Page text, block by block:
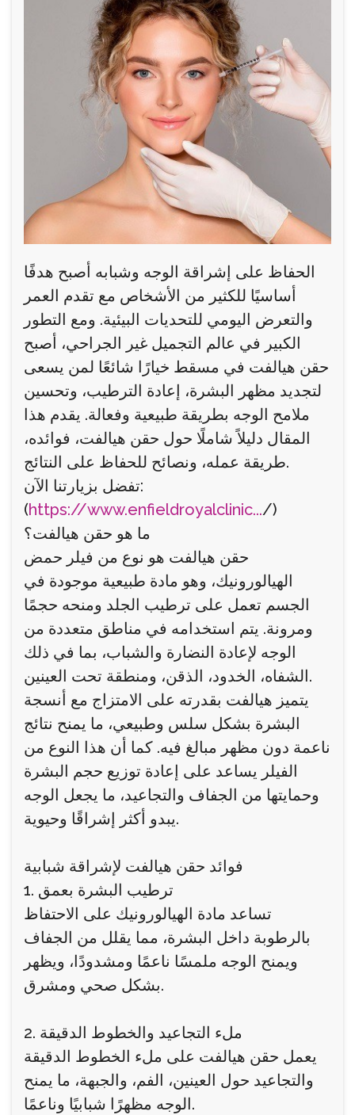
الحفاظ على إشراقة الوجه وشبابه أصبح هدفًا
أساسيًا للكثير من الأشخاص مع تقدم العمر
والتعرض اليومي للتحديات البيئية. ومع التطور
الكبير في عالم التجميل غير الجراحي، أصبح
حقن هيالفت في مسقط خيارًا شائعًا لمن يسعى
لتجديد مظهر البشرة، إعادة الترطيب، وتحسين
ملامح الوجه بطريقة طبيعية وفعالة. يقدم هذا
المقال دليلاً شاملًا حول حقن هيالفت، فوائده،
طريقة عمله، ونصائح للحفاظ على النتائج.
تفضل بزيارتنا الآن:
(https://www.enfieldroyalclinic.../)
ما هو حقن هيالفت؟
حقن هيالفت هو نوع من فيلر حمض
الهيالورونيك، وهو مادة طبيعية موجودة في
الجسم تعمل على ترطيب الجلد ومنحه حجمًا
ومرونة. يتم استخدامه في مناطق متعددة من
الوجه لإعادة النضارة والشباب، بما في ذلك
الشفاه، الخدود، الذقن، ومنطقة تحت العينين.
يتميز هيالفت بقدرته على الامتزاج مع أنسجة
البشرة بشكل سلس وطبيعي، ما يمنح نتائج
ناعمة دون مظهر مبالغ فيه. كما أن هذا النوع من
الفيلر يساعد على إعادة توزيع حجم البشرة
وحمايتها من الجفاف والتجاعيد، ما يجعل الوجه
يبدو أكثر إشراقًا وحيوية.
فوائد حقن هيالفت لإشراقة شبابية
1. ترطيب البشرة بعمق
تساعد مادة الهيالورونيك على الاحتفاظ
بالرطوبة داخل البشرة، مما يقلل من الجفاف
ويمنح الوجه ملمسًا ناعمًا ومشدودًا، ويظهر
بشكل صحي ومشرق.
2. ملء التجاعيد والخطوط الدقيقة
يعمل حقن هيالفت على ملء الخطوط الدقيقة
والتجاعيد حول العينين، الفم، والجبهة، ما يمنح
الوجه مظهرًا شبابيًا وناعمًا.